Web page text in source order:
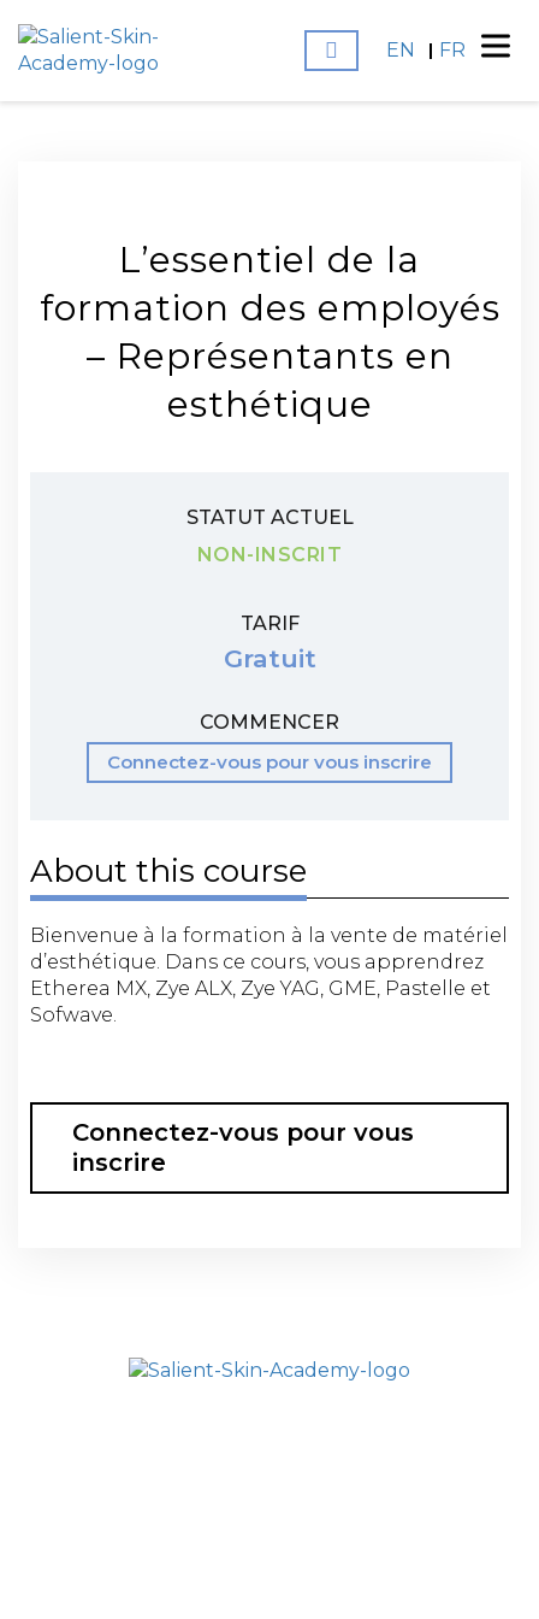
EN FR
L’essentiel de la
formation des employés
– Représentants en
esthétique
STATUT ACTUEL
NON-INSCRIT
TARIF
Gratuit
COMMENCER
Connectez-vous pour vous inscrire
About this course
Bienvenue à la formation à la vente de matériel
d’esthétique. Dans ce cours, vous apprendrez
Etherea MX, Zye ALX, Zye YAG, GME, Pastelle et
Sofwave.
Connectez-vous pour vous
inscrire